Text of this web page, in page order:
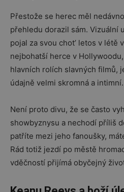
Přestože se herec měl
přehledu dorazil sám. Vizuální
pojal za svou chot’ letos v létě
nejbohatší herce v
hlavních rolích slavných filmů,
údajně velmi skromná a intimní.
Není proto divu, že se často
showbyznysu a nechodí příliš
patříte mezi jeho fanoušky,
Rád totiž jezdí po městě
vděčností přijímá obyčejný